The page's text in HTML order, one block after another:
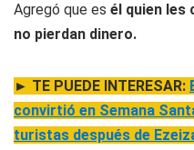
Agregó que es él quien les
no pierdan dinero.
► TE PUEDE INTERESAR:
convirtió en Semana
turistas después de